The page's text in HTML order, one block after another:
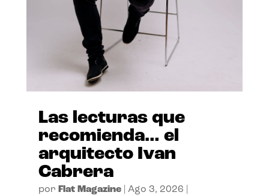
Las lecturas que
recomienda… el
arquitecto Ivan
Cabrera
por Flat Magazine| Ago 3, 2026